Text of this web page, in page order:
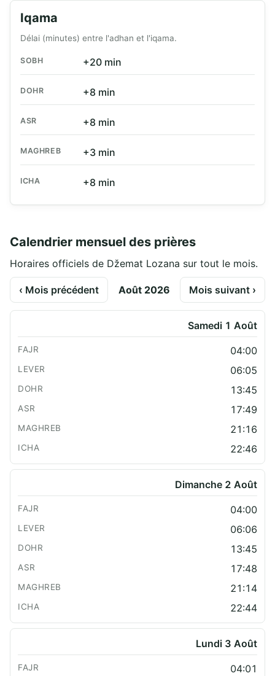
Iqama
Délai (minutes) entre l'adhan et l'iqama.
SOBH +20 min
DOHR +8 min
ASR +8 min
MAGHREB +3 min
ICHA +8 min
Calendrier mensuel des prières
Horaires officiels de Džemat Lozana sur tout le mois.
‹ Mois précédent Août 2026 Mois suivant ›
Samedi 1 Août
04:00
06:05
13:45
17:49
21:16
22:46
Dimanche 2 Août
04:00
06:06
13:45
17:48
21:14
22:44
Lundi 3 Août
04:01